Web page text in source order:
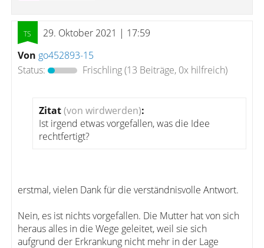
29. Oktober 2021 | 17:59
Von go452893-15
Status:
Frischling(13 Beiträge, 0x hilfreich)
Zitat(von wirdwerden):
Ist irgend etwas vorgefallen, was die Idee
rechtfertigt?
erstmal, vielen Dank für die verständnisvolle Antwort.
Nein, es ist nichts vorgefallen. Die Mutter hat von sich
heraus alles in die Wege geleitet, weil sie sich
aufgrund der Erkrankung nicht mehr in der Lage